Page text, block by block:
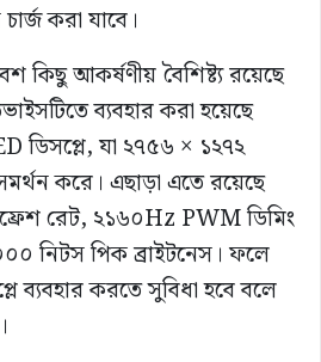
করা যাবে।
কিছু আকর্ষণীয় বৈশিষ্ট্য রয়েছে
ব্যবহার করা হয়েছে
ডিসপ্লে, যা ২৭৫৬ × ১২৭২
করে। এছাড়া এতে রয়েছে
রেট, ২১৬০Hz PWM ডিমিং
নিটস পিক ব্রাইটনেস। ফলে
ব্যবহার করতে সুবিধা হবে বলে